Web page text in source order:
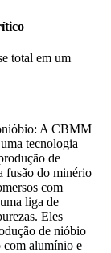
total em um
A CBMM
tecnologia
de
fusão do minério
com
liga de
Eles
de nióbio
com alumínio e